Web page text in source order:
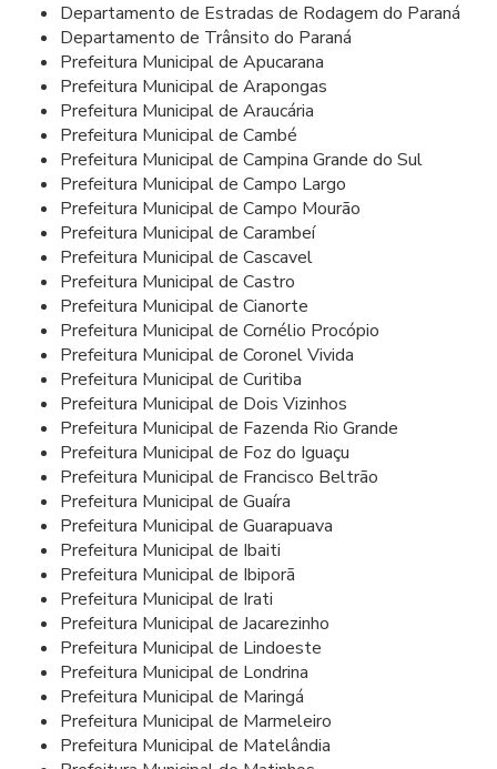
Departamento de Estradas de Rodagem do Paraná
Departamento de Trânsito do Paraná
Prefeitura Municipal de Apucarana
Prefeitura Municipal de Arapongas
Prefeitura Municipal de Araucária
Prefeitura Municipal de Cambé
Prefeitura Municipal de Campina Grande do Sul
Prefeitura Municipal de Campo Largo
Prefeitura Municipal de Campo Mourão
Prefeitura Municipal de Carambeí
Prefeitura Municipal de Cascavel
Prefeitura Municipal de Castro
Prefeitura Municipal de Cianorte
Prefeitura Municipal de Cornélio Procópio
Prefeitura Municipal de Coronel Vivida
Prefeitura Municipal de Curitiba
Prefeitura Municipal de Dois Vizinhos
Prefeitura Municipal de Fazenda Rio Grande
Prefeitura Municipal de Foz do Iguaçu
Prefeitura Municipal de Francisco Beltrão
Prefeitura Municipal de Guaíra
Prefeitura Municipal de Guarapuava
Prefeitura Municipal de Ibaiti
Prefeitura Municipal de Ibiporã
Prefeitura Municipal de Irati
Prefeitura Municipal de Jacarezinho
Prefeitura Municipal de Lindoeste
Prefeitura Municipal de Londrina
Prefeitura Municipal de Maringá
Prefeitura Municipal de Marmeleiro
Prefeitura Municipal de Matelândia